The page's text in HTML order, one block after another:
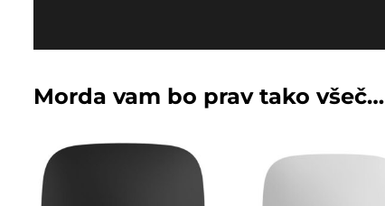
Morda vam bo prav tako všeč…